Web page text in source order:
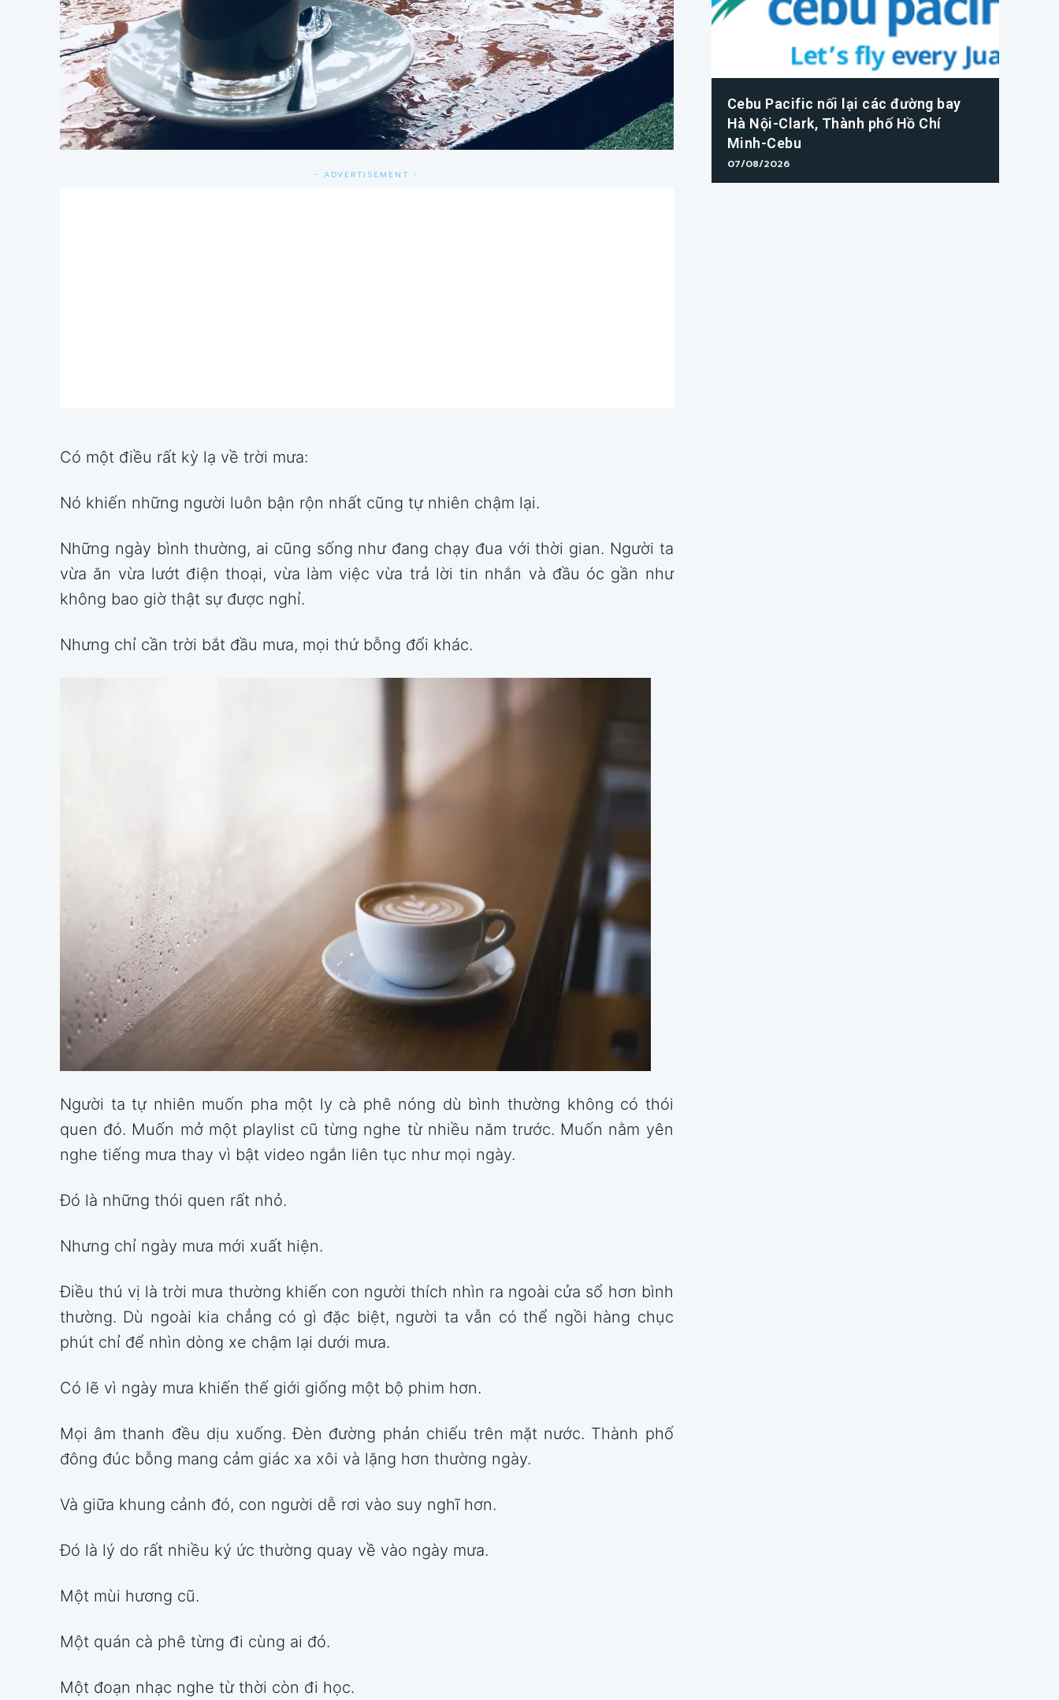
- ADVERTISEMENT -
Có một điều rất kỳ lạ về trời mưa:
Nó khiến những người luôn bận rộn nhất cũng tự nhiên chậm lại.
Những ngày bình thường, ai cũng sống như đang chạy đua với thời gian. Người ta
vừa ăn vừa lướt điện thoại, vừa làm việc vừa trả lời tin nhắn và đầu óc gần như
không bao giờ thật sự được nghỉ.
Nhưng chỉ cần trời bắt đầu mưa, mọi thứ bỗng đổi khác.
Người ta tự nhiên muốn pha một ly cà phê nóng dù bình thường không có thói
quen đó. Muốn mở một playlist cũ từng nghe từ nhiều năm trước. Muốn nằm yên
nghe tiếng mưa thay vì bật video ngắn liên tục như mọi ngày.
Đó là những thói quen rất nhỏ.
Nhưng chỉ ngày mưa mới xuất hiện.
Điều thú vị là trời mưa thường khiến con người thích nhìn ra ngoài cửa sổ hơn bình
thường. Dù ngoài kia chẳng có gì đặc biệt, người ta vẫn có thể ngồi hàng chục
phút chỉ để nhìn dòng xe chậm lại dưới mưa.
Có lẽ vì ngày mưa khiến thế giới giống một bộ phim hơn.
Mọi âm thanh đều dịu xuống. Đèn đường phản chiếu trên mặt nước. Thành phố
đông đúc bỗng mang cảm giác xa xôi và lặng hơn thường ngày.
Và giữa khung cảnh đó, con người dễ rơi vào suy nghĩ hơn.
Đó là lý do rất nhiều ký ức thường quay về vào ngày mưa.
Một mùi hương cũ.
Một quán cà phê từng đi cùng ai đó.
Một đoạn nhạc nghe từ thời còn đi học.
Cebu Pacific nối lại các đường bay
Hà Nội-Clark, Thành phố Hồ Chí
Minh-Cebu
07/08/2026